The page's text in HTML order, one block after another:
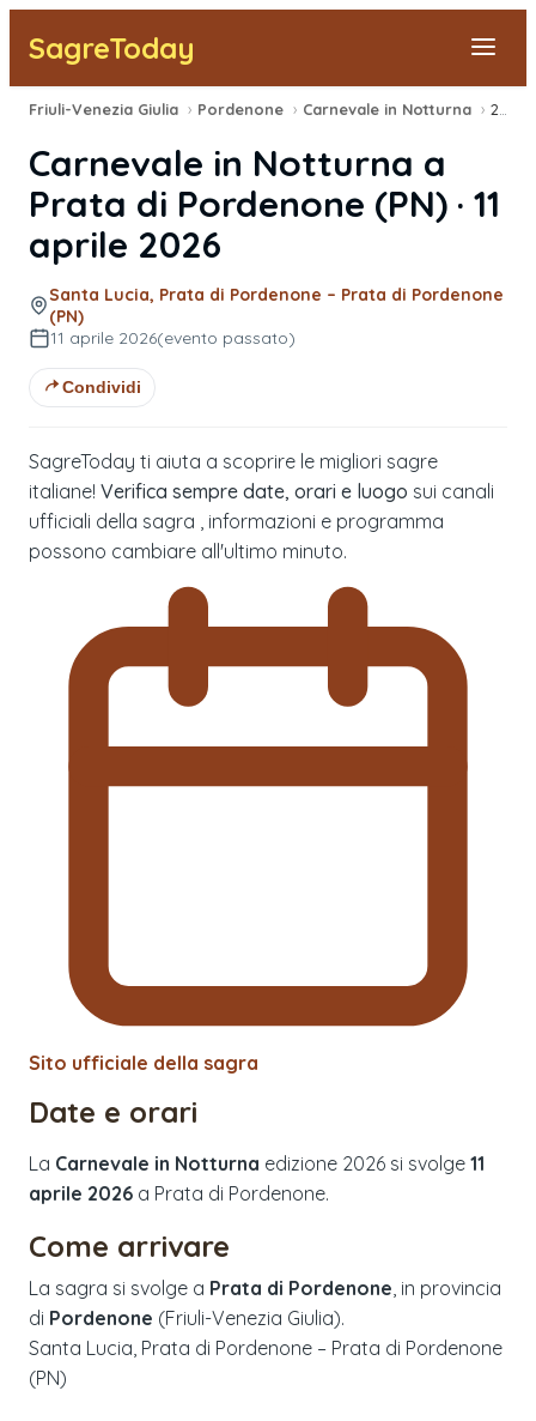
SagreToday
Segnala una sagra
Tutte le Sagre
Vicino a Me
Friuli-Venezia Giulia › Pordenone › Carnevale in Notturna ›
Carnevale in Notturna a
Prata di Pordenone (PN) · 11
aprile 2026
Santa Lucia, Prata di Pordenone – Prata di Pordenone
(PN)
11 aprile 2026(evento passato)
Condividi
SagreToday ti aiuta a scoprire le migliori sagre
italiane! Verifica sempre date, orari e luogo sui canali
ufficiali della sagra , informazioni e programma
possono cambiare all'ultimo minuto.
Sito ufficiale della sagra
Date e orari
La Carnevale in Notturna edizione 2026 si svolge 11
aprile 2026 a Prata di Pordenone.
Come arrivare
La sagra si svolge a Prata di Pordenone , in provincia
di Pordenone (Friuli-Venezia Giulia).
Santa Lucia, Prata di Pordenone – Prata di Pordenone
(PN)